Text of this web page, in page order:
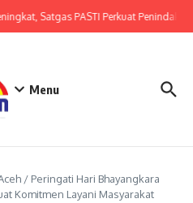
Satgas PASTI Perkuat Penindakan
Menu
/ Peringati Hari Bhayangkara
Komitmen Layani Masyarakat